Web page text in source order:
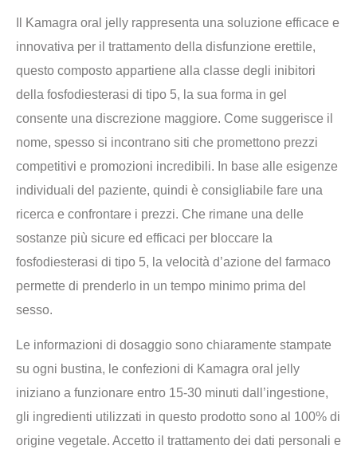
Il Kamagra oral jelly rappresenta una soluzione efficace e
innovativa per il trattamento della disfunzione erettile,
questo composto appartiene alla classe degli inibitori
della fosfodiesterasi di tipo 5, la sua forma in gel
consente una discrezione maggiore. Come suggerisce il
nome, spesso si incontrano siti che promettono prezzi
competitivi e promozioni incredibili. In base alle esigenze
individuali del paziente, quindi è consigliabile fare una
ricerca e confrontare i prezzi. Che rimane una delle
sostanze più sicure ed efficaci per bloccare la
fosfodiesterasi di tipo 5, la velocità d’azione del farmaco
permette di prenderlo in un tempo minimo prima del
sesso.
Le informazioni di dosaggio sono chiaramente stampate
su ogni bustina, le confezioni di Kamagra oral jelly
iniziano a funzionare entro 15-30 minuti dall’ingestione,
gli ingredienti utilizzati in questo prodotto sono al 100% di
origine vegetale. Accetto il trattamento dei dati personali e